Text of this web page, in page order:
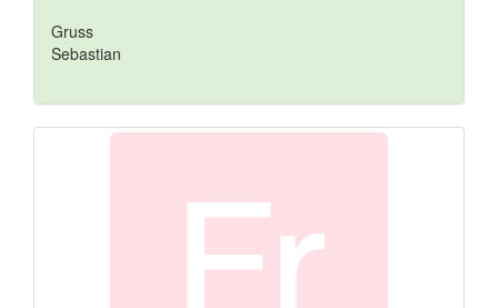
Gruss
Sebastian